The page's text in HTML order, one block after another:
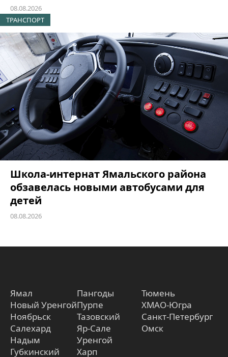
08.08.2026
ТРАНСПОРТ
Школа-интернат Ямальского района
обзавелась новыми автобусами для
детей
08.08.2026
Ямал
Новый Уренгой
Ноябрьск
Салехард
Надым
Губкинский
Пангоды
Пурпе
Тазовский
Яр-Сале
Уренгой
Харп
Тюмень
ХМАО-Югра
Санкт-Петербург
Омск